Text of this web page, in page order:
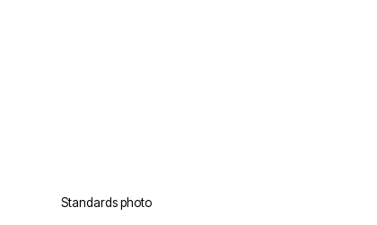
Standards photo